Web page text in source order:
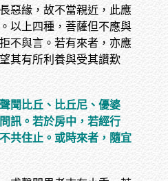
惡緣，故不當親近，此應
以上四種，菩薩但不應與
不與言。若有來者，亦應
其有所利養與受其讚歎
聞比丘、比丘尼、優婆
訊。若於房中，若經行
共住止。或時來者，隨宜